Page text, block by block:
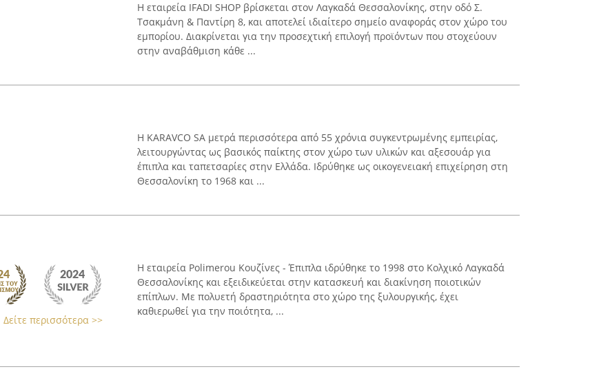
Η εταιρεία IFADI SHOP βρίσκεται στον Λαγκαδά Θεσσαλονίκης, στην οδό Σ.
Τσακμάνη & Παντίρη 8, και αποτελεί ιδιαίτερο σημείο αναφοράς στον χώρο του
εμπορίου. Διακρίνεται για την προσεχτική επιλογή προϊόντων που στοχεύουν
στην αναβάθμιση κάθε ...
Η KARAVCO SA μετρά περισσότερα από 55 χρόνια συγκεντρωμένης εμπειρίας,
λειτουργώντας ως βασικός παίκτης στον χώρο των υλικών και αξεσουάρ για
έπιπλα και ταπετσαρίες στην Ελλάδα. Ιδρύθηκε ως οικογενειακή επιχείρηση στη
Θεσσαλονίκη το 1968 και ...
Δείτε περισσότερα >>
Η εταιρεία Polimerou Κουζίνες - Έπιπλα ιδρύθηκε το 1998 στο Κολχικό Λαγκαδά
Θεσσαλονίκης και εξειδικεύεται στην κατασκευή και διακίνηση ποιοτικών
επίπλων. Με πολυετή δραστηριότητα στο χώρο της ξυλουργικής, έχει
καθιερωθεί για την ποιότητα, ...